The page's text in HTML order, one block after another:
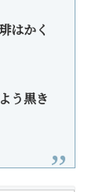
はかく
う黒き